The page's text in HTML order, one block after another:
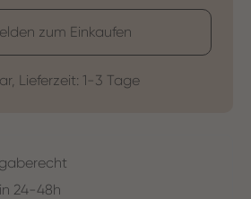
zum Einkaufen
Lieferzeit: 1-3 Tage
24-48h